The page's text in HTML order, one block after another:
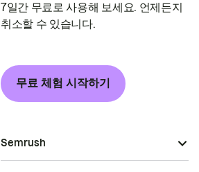
7일간 무료로 사용해 보세요. 언제든지
취소할 수 있습니다.
무료 체험 시작하기
Semrush